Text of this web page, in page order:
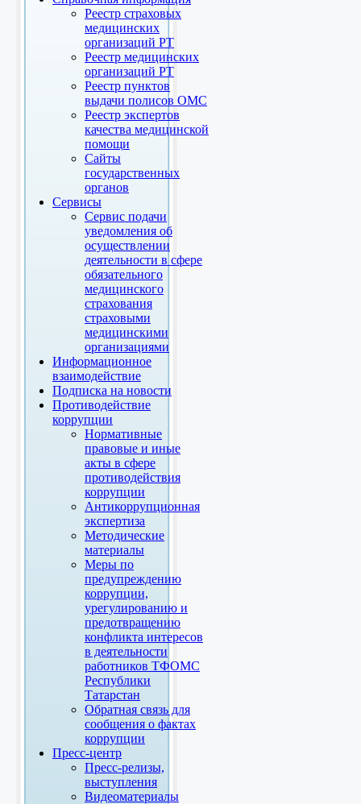
Реестр страховых
медицинских
организаций РТ
Реестр медицинских
организаций РТ
Реестр пунктов
выдачи полисов ОМС
Реестр экспертов
качества медицинской
помощи
Сайты
государственных
органов
Сервисы
Сервис подачи
уведомления об
осуществлении
деятельности в сфере
обязательного
медицинского
страхования
страховыми
медицинскими
организациями
Информационное
взаимодействие
Подписка на новости
Противодействие
коррупции
Нормативные
правовые и иные
акты в сфере
противодействия
коррупции
Антикоррупционная
экспертиза
Методические
материалы
Меры по
предупреждению
коррупции,
урегулированию и
предотвращению
конфликта интересов
в деятельности
работников ТФОМС
Республики
Татарстан
Обратная связь для
сообщения о фактах
коррупции
Пресс-центр
Пресс-релизы,
выступления
Видеоматериалы